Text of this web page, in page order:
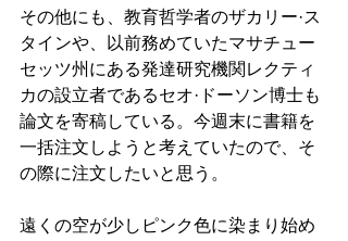
その他にも、教育哲学者のザカリー·ス
タインや、以前務めていたマサチュー
セッツ州にある発達研究機関レクティ
カの設立者であるセオ·ドーソン博士も
論文を寄稿している。今週末に書籍を
一括注文しようと考えていたので、そ
の際に注文したいと思う。
遠くの空が少しピンク色に染まり始め